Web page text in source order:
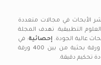
الأبحاث في مجالات متعددة
التطبيقية. تهدف المجلة
عالية الجودة. إحصائية: في
عام 2023، سجلت المجلة قبول 150 ورقة بحثية من بين 400 ورقة
تحكيم دقيقة.